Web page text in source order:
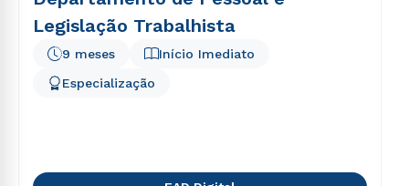
Legislação Trabalhista
Início Imediato
9 meses
Especialização